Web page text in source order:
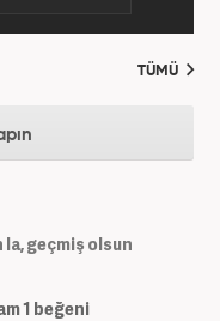
TÜMÜ
la, geçmiş olsun
1 beğeni